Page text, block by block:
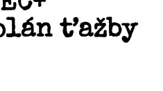
ťažby